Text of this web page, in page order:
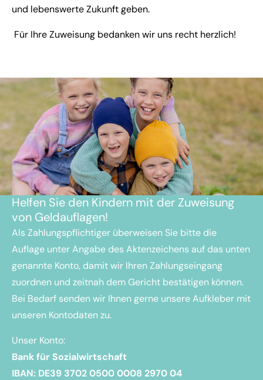
und lebenswerte Zukunft geben.
Für Ihre Zuweisung bedanken wir uns recht herzlich!
Helfen Sie den Kindern mit der Zuweisung
von Geldauflagen!
Als Zahlungspflichtiger überweisen Sie bitte die
Auflage unter Angabe des Aktenzeichens auf das unten
genannte Konto, damit wir Ihren Zahlungseingang
zuordnen und zeitnah dem Gericht bestätigen können.
Bei Bedarf senden wir Ihnen gerne unsere Aufkleber mit
unseren Kontodaten zu.
Unser Konto:
Bank für Sozialwirtschaft
IBAN: DE39 3702 0500 0008 2970 04